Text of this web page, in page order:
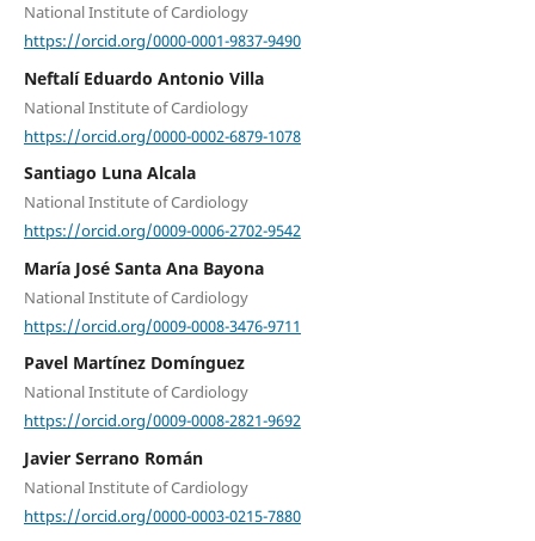
National Institute of Cardiology
https://orcid.org/0000-0001-9837-9490
Neftalí Eduardo Antonio Villa
National Institute of Cardiology
https://orcid.org/0000-0002-6879-1078
Santiago Luna Alcala
National Institute of Cardiology
https://orcid.org/0009-0006-2702-9542
María José Santa Ana Bayona
National Institute of Cardiology
https://orcid.org/0009-0008-3476-9711
Pavel Martínez Domínguez
National Institute of Cardiology
https://orcid.org/0009-0008-2821-9692
Javier Serrano Román
National Institute of Cardiology
https://orcid.org/0000-0003-0215-7880